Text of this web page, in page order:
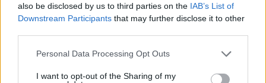
also be disclosed by us to third parties on the IAB’s List of
Downstream Participants that may further disclose it to other
Please note that this website/app uses one or more Google
not limited to your visit or usage behaviour. You may click to
Personal Data Processing Opt Outs
I want to opt-out of the Sharing of my
ΔΕΙΤΕ ΟΛΕΣ ΤΙΣ ΕΙΔΗΣΕΙΣ